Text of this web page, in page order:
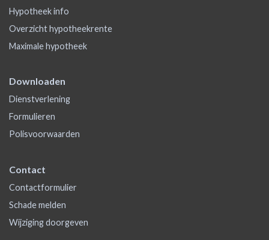
Hypotheek info
Overzicht hypotheekrente
Maximale hypotheek
Downloaden
Dienstverlening
Formulieren
Polisvoorwaarden
Contact
Contactformulier
Schade melden
Wijziging doorgeven